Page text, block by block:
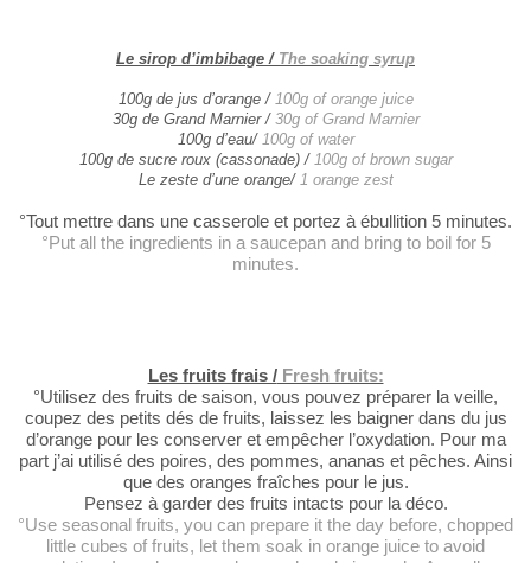
Le sirop d’imbibage / The soaking syrup
100g de jus d’orange / 100g of orange juice
30g de Grand Marnier /30g of Grand Marnier
100g d’eau/100g of water
100g de sucre roux (cassonade) / 100g of brown sugar
Le zeste d’une orange/ 1 orange zest
°Tout mettre dans une casserole et portez à ébullition 5 minutes.
°Put all the ingredients in a saucepan and bring to boil for 5
minutes.
Les fruits frais /Fresh fruits:
°Utilisez des fruits de saison, vous pouvez préparer la veille,
coupez des petits dés de fruits, laissez les baigner dans du jus
d’orange pour les conserver et empêcher l’oxydation. Pour ma
part j’ai utilisé des poires, des pommes, ananas et pêches. Ainsi
que des oranges fraîches pour le jus.
Pensez à garder des fruits intacts pour la déco.
°Use seasonal fruits, you can prepare it the day before, chopped
little cubes of fruits, let them soak in orange juice to avoid